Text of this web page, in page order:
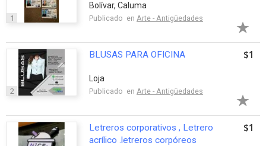
1
Bolívar, Caluma
Publicado en Arte - Antigüedades
2
BLUSAS PARA OFICINA
Loja
Publicado en Arte - Antigüedades
$1
Letreros corporativos , Letrero
acrílico .letreros corpóreos
$1